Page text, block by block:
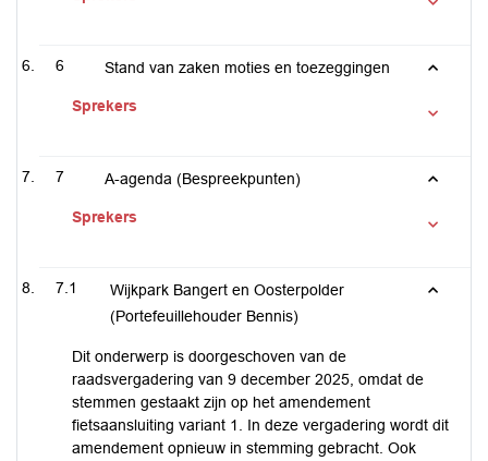
6 Stand van zaken moties en toezeggingen
Sprekers
7 A-agenda (Bespreekpunten)
Sprekers
7.1
Wijkpark Bangert en Oosterpolder
(Portefeuillehouder Bennis)
Dit onderwerp is doorgeschoven van de
raadsvergadering van 9 december 2025, omdat de
stemmen gestaakt zijn op het amendement
fietsaansluiting variant 1. In deze vergadering wordt dit
amendement opnieuw in stemming gebracht. Ook